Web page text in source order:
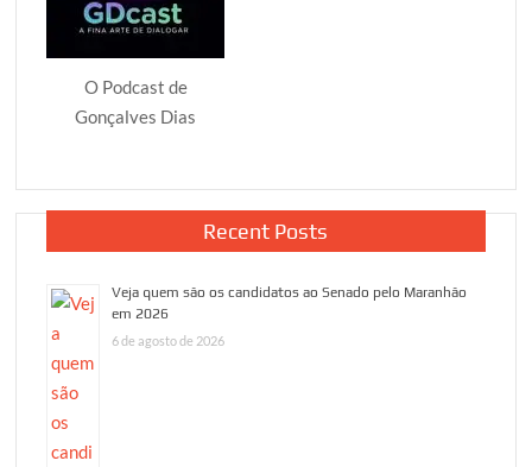
O Podcast de
Gonçalves Dias
Recent Posts
Veja quem são os candidatos ao Senado pelo Maranhão
em 2026
6 de agosto de 2026